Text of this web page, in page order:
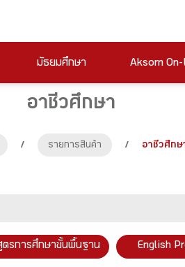
มัธยมศึกษา Aksorn On-
อาชีวศึกษา
/ รายการสินค้า / อาชีวศึกษ
ตรการศึกษาขั้นพื้นฐาน English